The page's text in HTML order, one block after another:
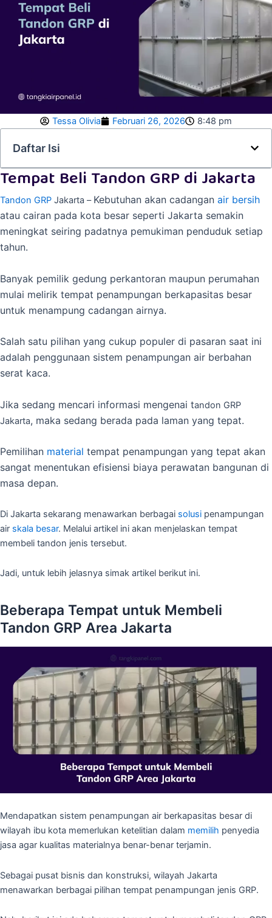
Tessa Olivia Februari 26, 2026 8:48 pm
Daftar Isi
Tempat Beli Tandon GRP di Jakarta
Tandon GRP Jakarta – Kebutuhan akan cadangan air bersih
atau cairan pada kota besar seperti Jakarta semakin
meningkat seiring padatnya pemukiman penduduk setiap
tahun.
Banyak pemilik gedung perkantoran maupun perumahan
mulai melirik tempat penampungan berkapasitas besar
untuk menampung cadangan airnya.
Salah satu pilihan yang cukup populer di pasaran saat ini
adalah penggunaan sistem penampungan air berbahan
serat kaca.
Jika sedang mencari informasi mengenai tandon GRP
Jakarta, maka sedang berada pada laman yang tepat.
Pemilihan material tempat penampungan yang tepat akan
sangat menentukan efisiensi biaya perawatan bangunan di
masa depan.
Di Jakarta sekarang menawarkan berbagai solusi penampungan
air skala besar. Melalui artikel ini akan menjelaskan tempat
membeli tandon jenis tersebut.
Jadi, untuk lebih jelasnya simak artikel berikut ini.
Beberapa Tempat untuk Membeli
Tandon GRP Area Jakarta
Mendapatkan sistem penampungan air berkapasitas besar di
wilayah ibu kota memerlukan ketelitian dalam memilih penyedia
jasa agar kualitas materialnya benar-benar terjamin.
Sebagai pusat bisnis dan konstruksi, wilayah Jakarta
menawarkan berbagai pilihan tempat penampungan jenis GRP.